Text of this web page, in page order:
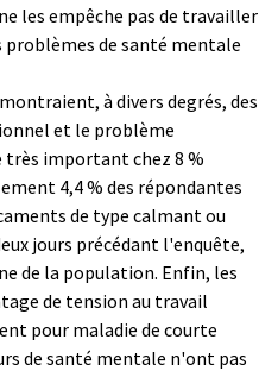
les empêche pas de travailler
problèmes de santé mentale
à divers degrés, des
et le problème
important chez 8 %
4,4 % des répondantes
de type calmant ou
jours précédant l'enquête,
de la population. Enfin, les
de tension au travail
pour maladie de courte
de santé mentale n'ont pas